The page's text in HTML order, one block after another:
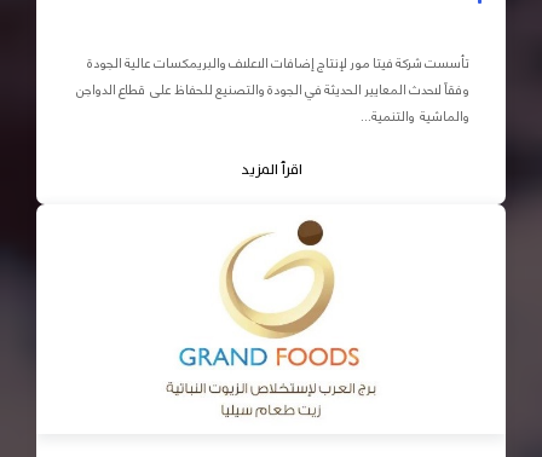
تأسست شركة فيتا مور لإنتاج إضافات الاعلاف والبريمكسات عالية الجودة
وفقاً لاحدث المعايير الحديثة في الجودة والتصنيع للحفاظ على قطاع الدواجن
والماشية والتنمية...
اقرأ المزيد